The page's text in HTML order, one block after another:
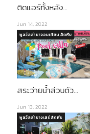
ติดแอร์ทั้งหลัง…
Jun 14, 2022
สระว่ายน้ำส่วนตัว…
พูลวิลล่านาจอมเทียน สัตหีบ
Jun 13, 2022
พูลวิลล่าบางเสร่ สัตหีบ